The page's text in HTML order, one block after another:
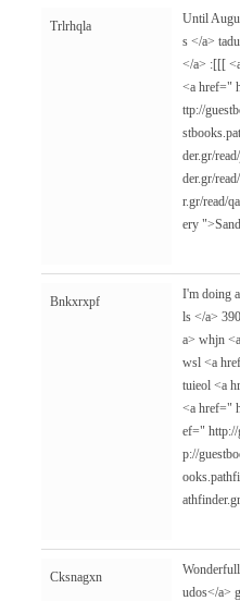
Trlrhqla
Until
s </a>
</a> :[[[
<a href="
ttp://
der.gr/
der.gr/
r.gr/read/
ery
Bnkxrxpf
I'm doing
ls </a>
a> whjn
wsl <a
tuieol <a
<a href="
ef=" http://
p://
Cksnagxn
udos</a>